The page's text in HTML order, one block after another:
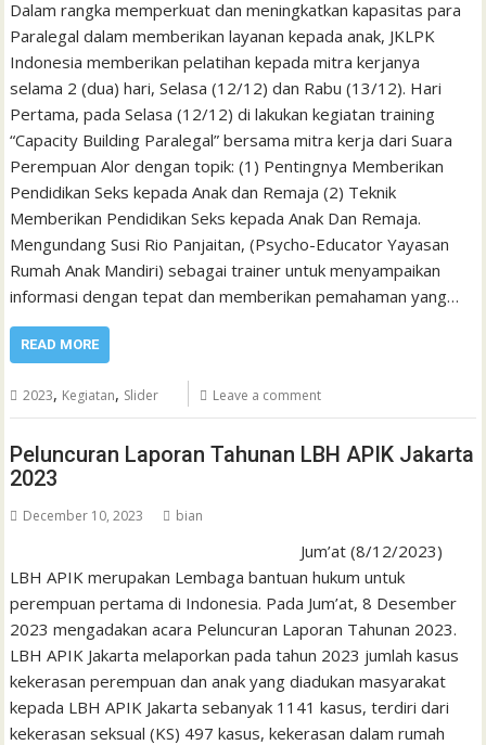
Dalam rangka memperkuat dan meningkatkan kapasitas para
Paralegal dalam memberikan layanan kepada anak, JKLPK
Indonesia memberikan pelatihan kepada mitra kerjanya
selama 2 (dua) hari, Selasa (12/12) dan Rabu (13/12). Hari
Pertama, pada Selasa (12/12) di lakukan kegiatan training
“Capacity Building Paralegal” bersama mitra kerja dari Suara
Perempuan Alor dengan topik: (1) Pentingnya Memberikan
Pendidikan Seks kepada Anak dan Remaja (2) Teknik
Memberikan Pendidikan Seks kepada Anak Dan Remaja.
Mengundang Susi Rio Panjaitan, (Psycho-Educator Yayasan
Rumah Anak Mandiri) sebagai trainer untuk menyampaikan
informasi dengan tepat dan memberikan pemahaman yang…
READ MORE
2023, Kegiatan, Slider Leave a comment
Peluncuran Laporan Tahunan LBH APIK Jakarta
2023
December 10, 2023 bian
Jum’at (8/12/2023)
LBH APIK merupakan Lembaga bantuan hukum untuk
perempuan pertama di Indonesia. Pada Jum’at, 8 Desember
2023 mengadakan acara Peluncuran Laporan Tahunan 2023.
LBH APIK Jakarta melaporkan pada tahun 2023 jumlah kasus
kekerasan perempuan dan anak yang diadukan masyarakat
kepada LBH APIK Jakarta sebanyak 1141 kasus, terdiri dari
kekerasan seksual (KS) 497 kasus, kekerasan dalam rumah